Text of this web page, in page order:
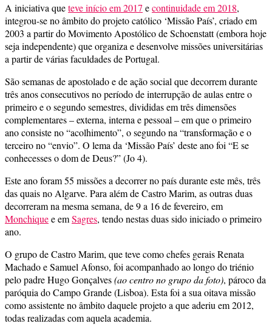
A iniciativa queteve início em 2017 econtinuidade em 2018,
integrou-se no âmbito do projeto católico ‘Missão País’, criado em
2003 a partir do Movimento Apostólico de Schoenstatt (embora hoje
seja independente) que organiza e desenvolve missões universitárias
a partir de várias faculdades de Portugal.
São semanas de apostolado e de ação social que decorrem durante
três anos consecutivos no período de interrupção de aulas entre o
primeiro e o segundo semestres, divididas em três dimensões
complementares – externa, interna e pessoal – em que o primeiro
ano consiste no “acolhimento”, o segundo na “transformação e o
terceiro no “envio”. O lema da ‘Missão País’ deste ano foi “E se
conhecesses o dom de Deus?” (Jo 4).
Este ano foram 55 missões a decorrer no país durante este mês, três
das quais no Algarve. Para além de Castro Marim, as outras duas
decorreram na mesma semana, de 9 a 16 de fevereiro, em
Monchiquee emSagres, tendo nestas duas sido iniciado o primeiro
ano.
O grupo de Castro Marim, que teve como chefes gerais Renata
Machado e Samuel Afonso, foi acompanhado ao longo do triénio
pelo padre Hugo Gonçalves(ao centro no grupo da foto), pároco da
paróquia do Campo Grande (Lisboa). Esta foi a sua oitava missão
como assistente no âmbito daquele projeto a que aderiu em 2012,
todas realizadas com aquela academia.